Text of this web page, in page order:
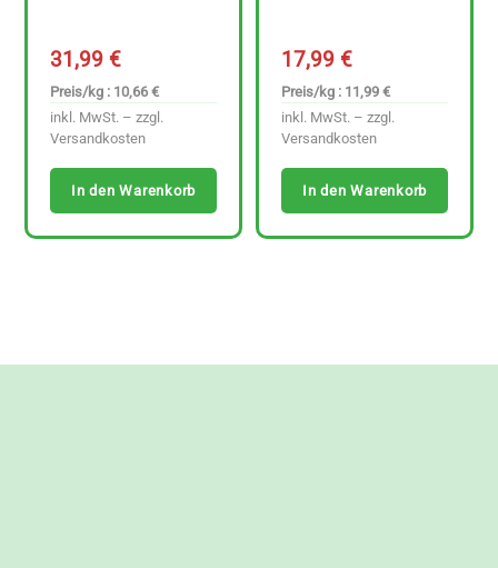
31,99€
Preis/kg : 10,66 €
inkl. MwSt. – zzgl.
Versandkosten
In den Warenkorb
17,99€
Preis/kg : 11,99 €
inkl. MwSt. – zzgl.
Versandkosten
In den Warenkorb